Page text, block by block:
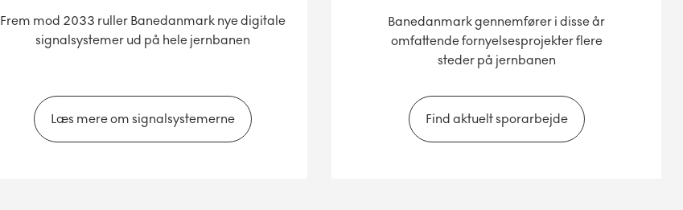
Frem mod 2033 ruller Banedanmark nye digitale
signalsystemer ud på hele jernbanen
Læs mere om signalsystemerne
Banedanmark gennemfører i disse år
omfattende fornyelsesprojekter flere
steder på jernbanen
Find aktuelt sporarbejde